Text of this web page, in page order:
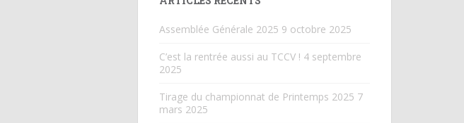
Assemblée Générale 2025 9 octobre 2025
C’est la rentrée aussi au TCCV ! 4 septembre
2025
Tirage du championnat de Printemps 2025 7
mars 2025